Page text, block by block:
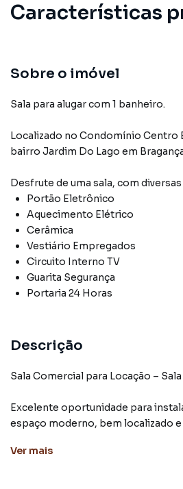
Características
Cerâmica
Guarita Segurança
Portaria 24 Horas
Sobre o imóvel
Sala para alugar com 1 banheiro.
Localizado no Condomínio Centro
bairro Jardim Do Lago em
Desfrute de uma sala, com
Portão Eletrônico
Aquecimento Elétrico
Cerâmica
Vestiário Empregados
Circuito Interno TV
Guarita Segurança
Portaria 24 Horas
Descrição
Sala Comercial para Locação – Sala
Excelente oportunidade para
espaço moderno, bem localizado
Ver mais